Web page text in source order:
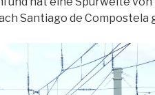
Santiago de Compostela